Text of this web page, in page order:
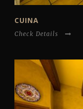
CUINA
Check Details